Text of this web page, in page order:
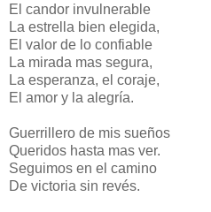
El candor invulnerable
La estrella bien elegida,
El valor de lo confiable
La mirada mas segura,
La esperanza, el coraje,
El amor y la alegría.
Guerrillero de mis sueños
Queridos hasta mas ver.
Seguimos en el camino
De victoria sin revés.